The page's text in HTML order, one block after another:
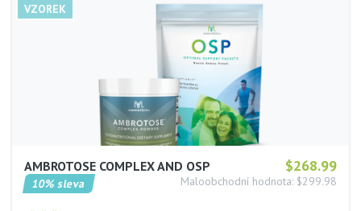
$268.99
AMBROTOSE COMPLEX AND OSP
Maloobchodní hodnota: $299.98
10% sleva